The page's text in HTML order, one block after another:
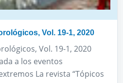
Vol. 19-1, 2020
Vol. 19-1, 2020
a los eventos
La revista “Tópicos